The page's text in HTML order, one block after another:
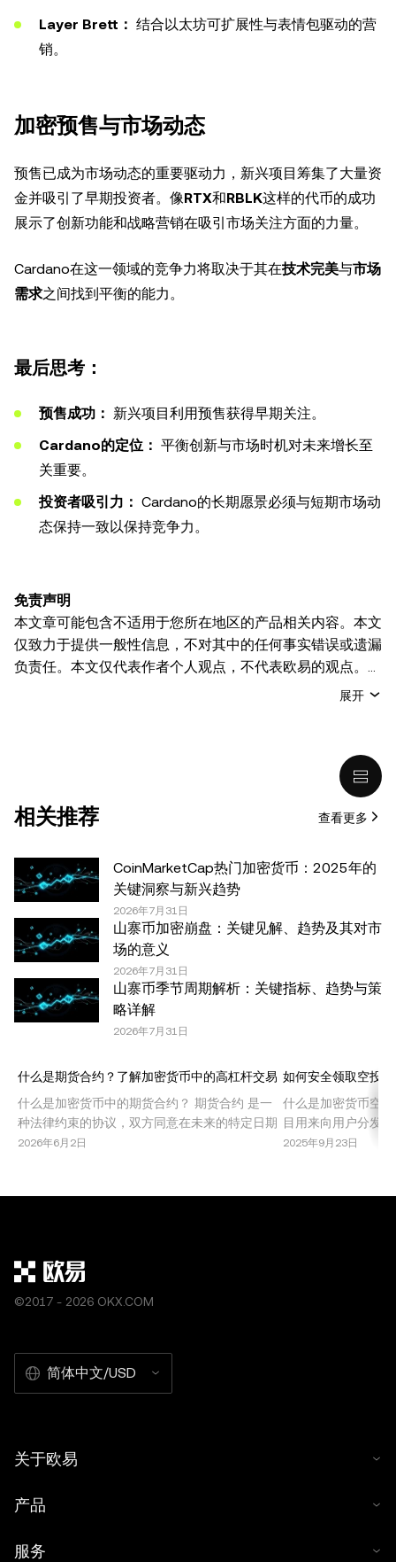
Layer Brett： 结合以太坊可扩展性与表情包驱动的营
销。
加密预售与市场动态
预售已成为市场动态的重要驱动力，新兴项目筹集了大量资
金并吸引了早期投资者。像RTX和RBLK这样的代币的成功
展示了创新功能和战略营销在吸引市场关注方面的力量。
Cardano在这一领域的竞争力将取决于其在技术完美与市场
需求之间找到平衡的能力。
最后思考：
预售成功： 新兴项目利用预售获得早期关注。
Cardano的定位： 平衡创新与市场时机对未来增长至
关重要。
投资者吸引力： Cardano的长期愿景必须与短期市场动
态保持一致以保持竞争力。
免责声明
本文章可能包含不适用于您所在地区的产品相关内容。本文
仅致力于提供一般性信息，不对其中的任何事实错误或遗漏
负责任。本文仅代表作者个人观点，不代表欧易的观点。
本文无意提供以下任何建议，包括但不限于：(i) 投资建议
(包括稳定币) 涉及高风险，可能会大幅波动，甚至变得毫无
价值。您应根据自己的财务状况仔细考虑交易或持有数字资
产是否适合您。有关您具体情况的问题，请咨询您的法律/
税务/投资专业人士。本文中出现的信息 (包括市场数据和统
数据和图表时已采取了所有合理的谨慎措施，但对于此处表
达的任何事实错误或遗漏，我们不承担任何责任。 © 2025
OKX。本文可以全文复制或分发，也可以使用本文 100 字
或更少的摘录，前提是此类使用是非商业性的。整篇文章的
任何复制或分发亦必须突出说明：“本文版权所有 © 2025
OKX，经许可使用。”允许的摘录必须引用文章名称并包含
出处，例如“文章名称，[作者姓名 (如适用)]，© 2025
OKX”。部分内容可能由人工智能（AI）工具生成或辅助生
展开
相关推荐 查看更多
CoinMarketCap热门加密货币：2025年的
关键洞察与新兴趋势
2026年7月31日
山寨币加密崩盘：关键见解、趋势及其对市
场的意义
2026年7月31日
山寨币季节周期解析：关键指标、趋势与策
略详解
2026年7月31日
什么是期货合约？了解加密货币中的高杠杆交易
什么是加密货币中的期货合约？ 期货合约 是一
种法律约束的协议，双方同意在未来的特定日期
以预定价格买入或卖出某种资产。在加密货币市
格波动。这种交易机制因其高回报潜力，尤其是
2026年6月2日
如何安全领取空投
什么是加密货币空
目用来向用户分发
些活动旨在推广新
同时也伴随着风险
2025年9月23日
©2017 - 2026 OKX.COM
简体中文/USD
关于欧易
产品
服务